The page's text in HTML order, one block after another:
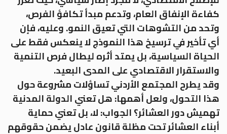
كفاءة الإنفاق العام، وتدعم مبدأ تكافؤ الفرص،
وتحد من التشوهات التي تعيق النمو. وعليه، فإن
أي تأخير في ترسيخ هذا النموذج لا ينعكس فقط على
الحياة السياسية، بل يمتد أثره ليطال فرص التنمية
والاستقرار الاقتصادي على المدى البعيد.
وقد يطرح المجتمع الأردني تساؤلات مشروعة حول
هذا التحول، ولعل أهمها: هل تعني الدولة المدنية
تهميش دور العشائر؟ الجواب: لا، بل تعني حماية
أبناء العشائر تحت مظلة قانون عادل يضمن حقوقهم